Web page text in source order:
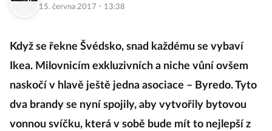
15. června 2017 · 13:38
Když se řekne Švédsko, snad každému se vybaví
Ikea. Milovnicím exkluzivních a niche vůní ovšem
naskočí v hlavě ještě jedna asociace – Byredo. Tyto
dva brandy se nyní spojily, aby vytvořily bytovou
vonnou svíčku, která v sobě bude mít to nejlepší z